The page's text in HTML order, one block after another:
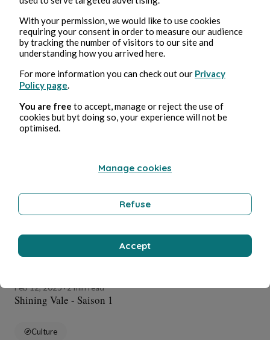
Foundation - Saison 2
Culture
Feb 12, 20252 min read
Shining Vale - Saison 1
Culture
With your permission, we would like to use cookies
requiring your consent in order to measure our audience
by tracking the number of visitors to our site and
understanding how you arrived here.
For more information you can check out our Privacy
Policy page
You are free to accept, manage or reject the use of
cookies but byt doing so, your experience will not be
optimised.
Manage cookies
Refuse
Accept